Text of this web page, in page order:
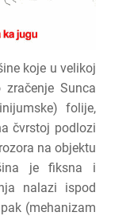
koje u velikoj
Sunca
folije,
čvrstoj podlozi
na objektu
je fiksna i
nalazi ispod
(mehanizam